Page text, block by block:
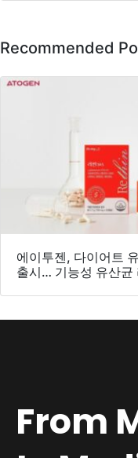
Recommended
에이투젠, 다이어트
출시… 기능성 유산균
From